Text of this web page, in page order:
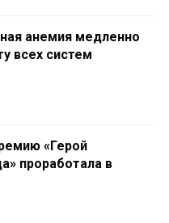
анемия медленно
всех систем
«Герой
проработала в